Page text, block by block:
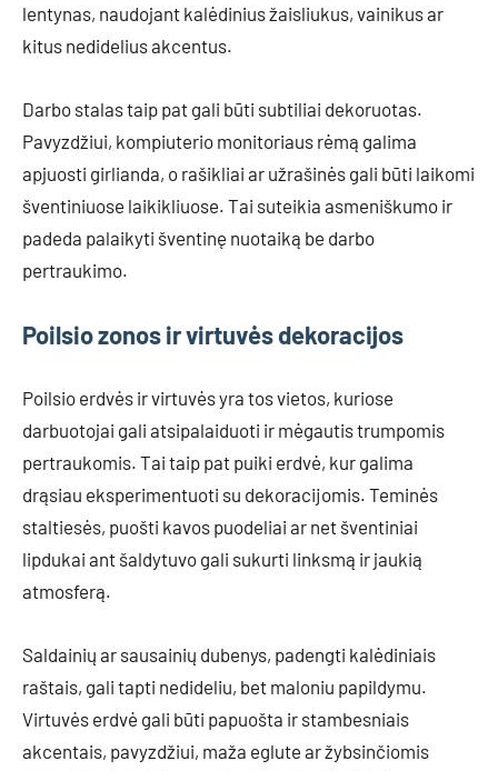
lentynas, naudojant kalėdinius žaisliukus, vainikus ar
kitus nedidelius akcentus.
Darbo stalas taip pat gali būti subtiliai dekoruotas.
Pavyzdžiui, kompiuterio monitoriaus rėmą galima
apjuosti girlianda, o rašikliai ar užrašinės gali būti laikomi
šventiniuose laikikliuose. Tai suteikia asmeniškumo ir
padeda palaikyti šventinę nuotaiką be darbo
pertraukimo.
Poilsio zonos ir virtuvės dekoracijos
Poilsio erdvės ir virtuvės yra tos vietos, kuriose
darbuotojai gali atsipalaiduoti ir mėgautis trumpomis
pertraukomis. Tai taip pat puiki erdvė, kur galima
drąsiau eksperimentuoti su dekoracijomis. Teminės
staltiesės, puošti kavos puodeliai ar net šventiniai
lipdukai ant šaldytuvo gali sukurti linksmą ir jaukią
atmosferą.
Saldainių ar sausainių dubenys, padengti kalėdiniais
raštais, gali tapti nedideliu, bet maloniu papildymu.
Virtuvės erdvė gali būti papuošta ir stambesniais
akcentais, pavyzdžiui, maža eglute ar žybsinčiomis